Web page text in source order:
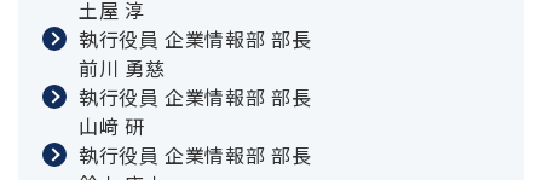
土屋 淳
執行役員 企業情報部 部長
前川 勇慈
執行役員 企業情報部 部長
山﨑 研
執行役員 企業情報部 部長